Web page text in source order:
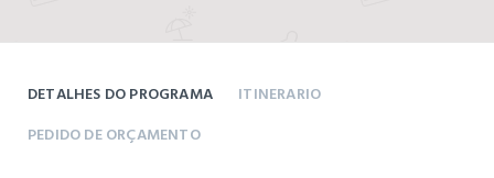
DETALHES DO PROGRAMA
ITINERARIO
PEDIDO DE ORÇAMENTO